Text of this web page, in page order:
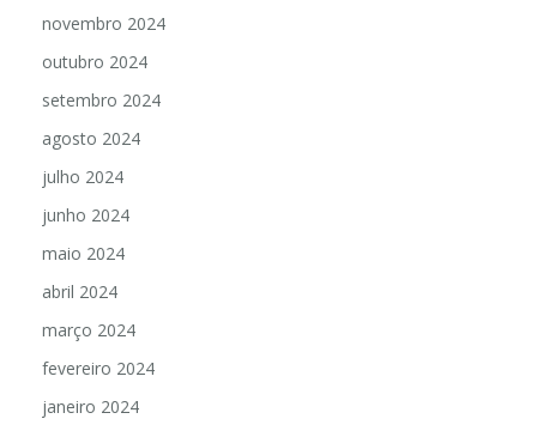
novembro 2024
outubro 2024
setembro 2024
agosto 2024
julho 2024
junho 2024
maio 2024
abril 2024
março 2024
fevereiro 2024
janeiro 2024